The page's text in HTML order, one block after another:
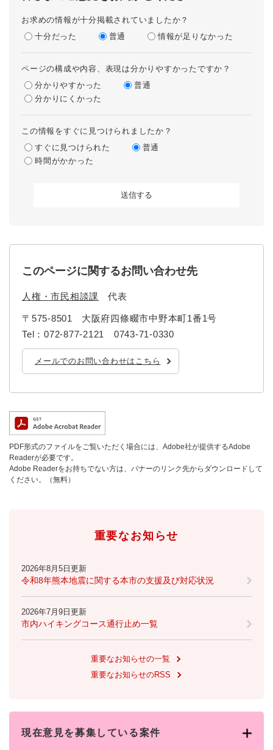
お求めの情報が十分掲載されていましたか？
十分だった
普通 情報が足りなかった
ページの構成や内容、表現は分かりやすかったですか？
分かりやすかった
普通
分かりにくかった
この情報をすぐに見つけられましたか？
すぐに見つけられた
普通
時間がかかった
このページに関するお問い合わせ先
人権・市民相談課 代表
〒575-8501
大阪府四條畷市中野本町1番1号
Tel：072-877-2121 0743-71-0330
メールでのお問い合わせはこちら
PDF形式のファイルをご覧いただく場合には、Adobe社が提供するAdobe
Readerが必要です。
Adobe Readerをお持ちでない方は、バナーのリンク先からダウンロードして
ください。（無料）
重要なお知らせ
2026年8月5日更新
令和8年熊本地震に関する本市の支援及び対応状況
2026年7月9日更新
市内ハイキングコース通行止め一覧
重要なお知らせの一覧
重要なお知らせのRSS
現在意見を募集している案件